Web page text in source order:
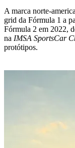
A marca norte-
grid da Fórmula 1 a
Fórmula 2 em 2022,
na IMSA SportsCar
protótipos.